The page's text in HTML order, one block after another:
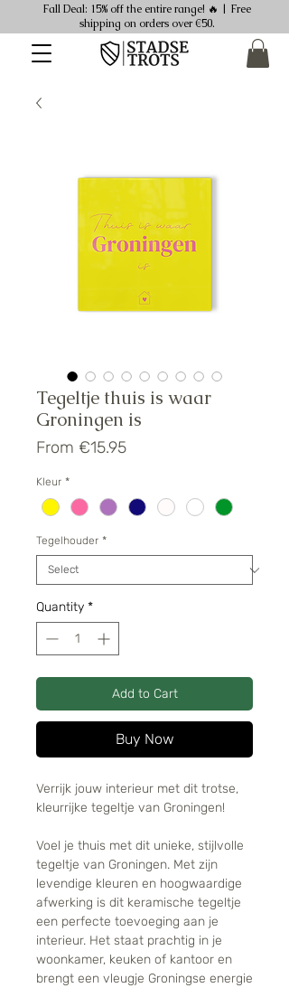
Fall Deal: 15% off the entire range! 🔥 | Free
shipping on orders over €50.
Tegeltje thuis is waar
Groningen is
From €15.95Sale
Kleur *
Tegelhouder *
Quantity *
Add to Cart
Buy Now
Verrijk jouw interieur met dit trotse,
kleurrijke tegeltje van Groningen!
Voel je thuis met dit unieke, stijlvolle
tegeltje van Groningen. Met zijn
levendige kleuren en hoogwaardige
afwerking is dit keramische tegeltje
een perfecte toevoeging aan je
interieur. Het staat prachtig in je
woonkamer, keuken of kantoor en
brengt een vleugje Groningse energie